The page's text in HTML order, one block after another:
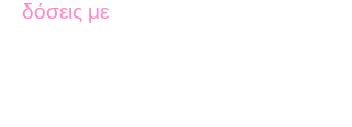
δόσεις με